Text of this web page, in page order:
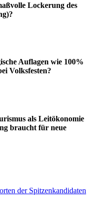
Lockerung des
Auflagen wie 100%
Volksfesten?
als Leitökonomie
braucht für neue
der Spitzenkandidaten